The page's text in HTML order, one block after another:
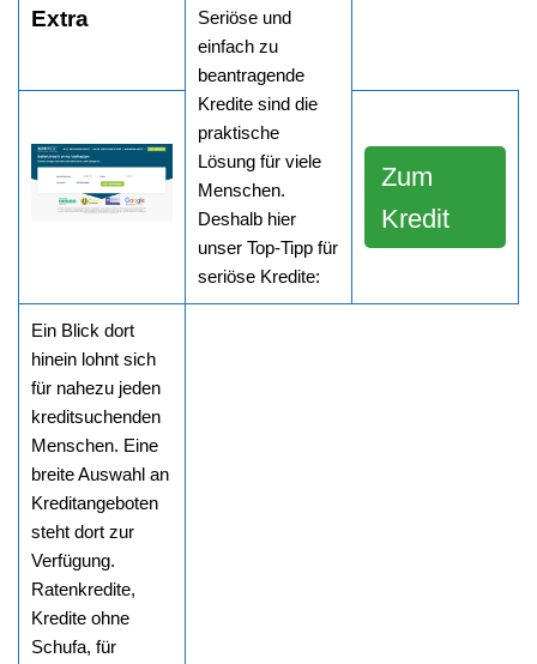
Extra
Seriöse und
einfach zu
beantragende
Kredite sind die
praktische
Lösung für viele
Menschen.
Deshalb hier
unser Top-Tipp für
seriöse Kredite:
Zum
Kredit
Ein Blick dort
hinein lohnt sich
für nahezu jeden
kreditsuchenden
Menschen. Eine
breite Auswahl an
Kreditangeboten
steht dort zur
Verfügung.
Ratenkredite,
Kredite ohne
Schufa, für